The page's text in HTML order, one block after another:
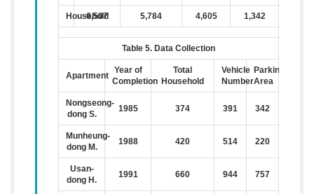
Household
6,507 5,784 4,605 1,342
Table 5. Data Collection
Apartment
Year of
Completion
Total
Household
Vehicle
Number
Parking
Area
Nongseong-
dong S.
1985 374 391 342
Munheung-
dong M.
1988 420 514 220
Usan-
dong H.
1991 660 944 757